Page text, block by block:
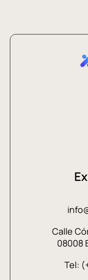
Calle
08008
Tel: